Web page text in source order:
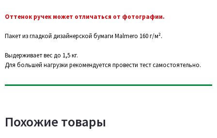
Оттенок ручек может отличаться от фотографии.
Пакет из гладкой дизайнерской бумаги Malmero 160 г/м².
Выдерживает вес до 1,5 кг.
Для большей нагрузки рекомендуется провести тест самостоятельно.
Похожие товары